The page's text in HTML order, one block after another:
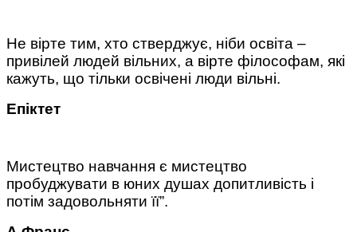
Не вірте тим, хто стверджує, ніби освіта –
привілей людей вільних, а вірте філософам, які
кажуть, що тільки освічені люди вільні.
Епіктет
Мистецтво навчання є мистецтво
пробуджувати в юних душах допитливість і
потім задовольняти її”.